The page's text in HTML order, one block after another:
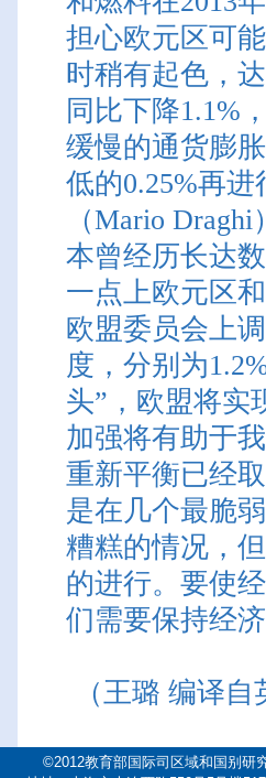
担心欧元区可
时稍有起色，
同比下降1.1%
缓慢的通货膨
低的0.25%再
（Mario
本曾经历长达
一点上欧元区
欧盟委员会上
度，分别为
头”，欧盟将实
加强将有助于
重新平衡已经
是在几个最脆
糟糕的情况，
的进行。要使
们需要保持经
（王璐 编译
©2012教育部国际司区域和国别研